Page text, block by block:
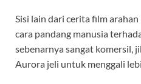
Sisi lain dari cerita film
cara pandang manusia
sebenarnya sangat komersil,
Aurora jeli untuk menggali